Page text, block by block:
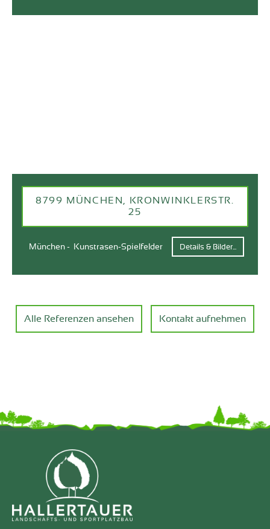
8799 MÜNCHEN, KRONWINKLERSTR.
25
München - Kunstrasen-Spielfelder Details & Bilder...
Alle Referenzen ansehen Kontakt aufnehmen